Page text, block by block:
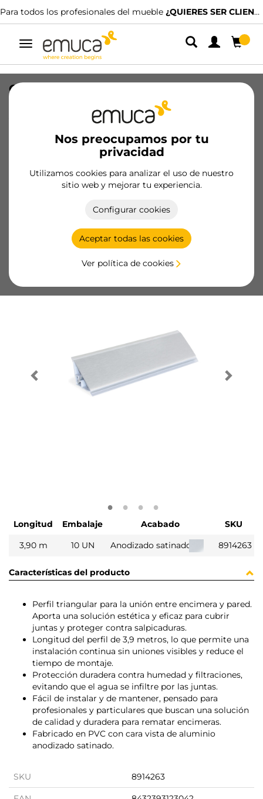
Para todos los profesionales del mueble ¿QUIERES SER CLIENTE?
Alternar
navegación
Nos preocupamos por tu
privacidad
Utilizamos cookies para analizar el uso de nuestro
sitio web y mejorar tu experiencia.
Configurar cookies
Aceptar todas las cookies
Ver política de cookies
Copete triangular para mueble de
cocina Plasline, longitud 3.9m, Plástico,
Anodizado satinado
8914263/EAN 8432393123042
Productos esenciales
Ficha de producto
Longitud Embalaje Acabado
SKU
3,90 m
10 UN Anodizado satinado 8914263
Características del producto
Perfil triangular para la unión entre encimera y pared.
Aporta una solución estética y eficaz para cubrir
juntas y proteger contra salpicaduras.
Longitud del perfil de 3,9 metros, lo que permite una
instalación continua sin uniones visibles y reduce el
tiempo de montaje.
Protección duradera contra humedad y filtraciones,
evitando que el agua se infiltre por las juntas.
Fácil de instalar y de mantener, pensado para
profesionales y particulares que buscan una solución
de calidad y duradera para rematar encimeras.
Fabricado en PVC con cara vista de aluminio
anodizado satinado.
SKU 8914263